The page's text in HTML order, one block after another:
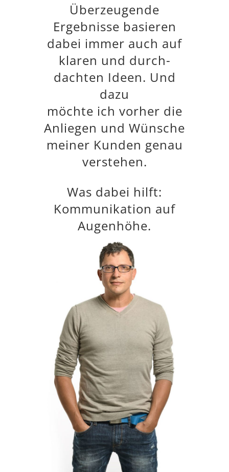
Überzeugende
Ergebnisse basieren
dabei immer auch auf
klaren und durch­
dachten Ideen. Und
dazu
möchte ich vorher die
Anliegen und Wünsche
meiner Kunden genau
verstehen.
Was dabei hilft:
Kommunikation auf
Augenhöhe.